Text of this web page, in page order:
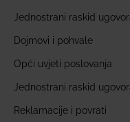
Jednostrani raskid
Dojmovi i pohvale
Opći uvjeti poslovanja
Jednostrani raskid
Reklamacije i povrati